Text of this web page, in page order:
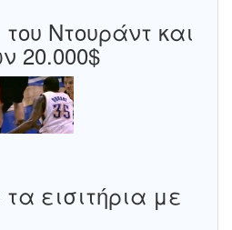
Ντουράντ και
20.000$
εισιτήρια με